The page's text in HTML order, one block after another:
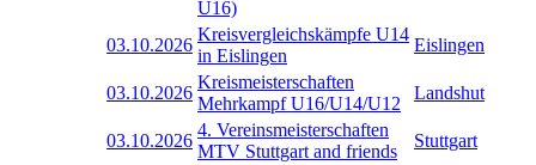
U16)
03.10.2026
Kreisvergleichskämpfe U14
in Eislingen
Eislingen
03.10.2026
Kreismeisterschaften
Mehrkampf U16/U14/U12
Landshut
03.10.2026
4. Vereinsmeisterschaften
MTV Stuttgart and friends
Stuttgart